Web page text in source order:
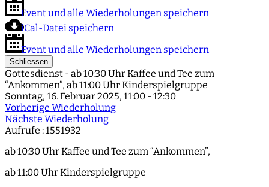
Event und alle Wiederholungen speichern
iCal-Datei speichern
Event und alle Wiederholungen speichern
Schliessen
Gottesdienst - ab 10:30 Uhr Kaffee und Tee zum
“Ankommen”, ab 11:00 Uhr Kinderspielgruppe
Sonntag, 16. Februar 2025, 11:00 - 12:30
Vorherige Wiederholung
Nächste Wiederholung
Aufrufe : 1551932
ab 10:30 Uhr Kaffee und Tee zum “Ankommen”,
ab 11:00 Uhr Kinderspielgruppe